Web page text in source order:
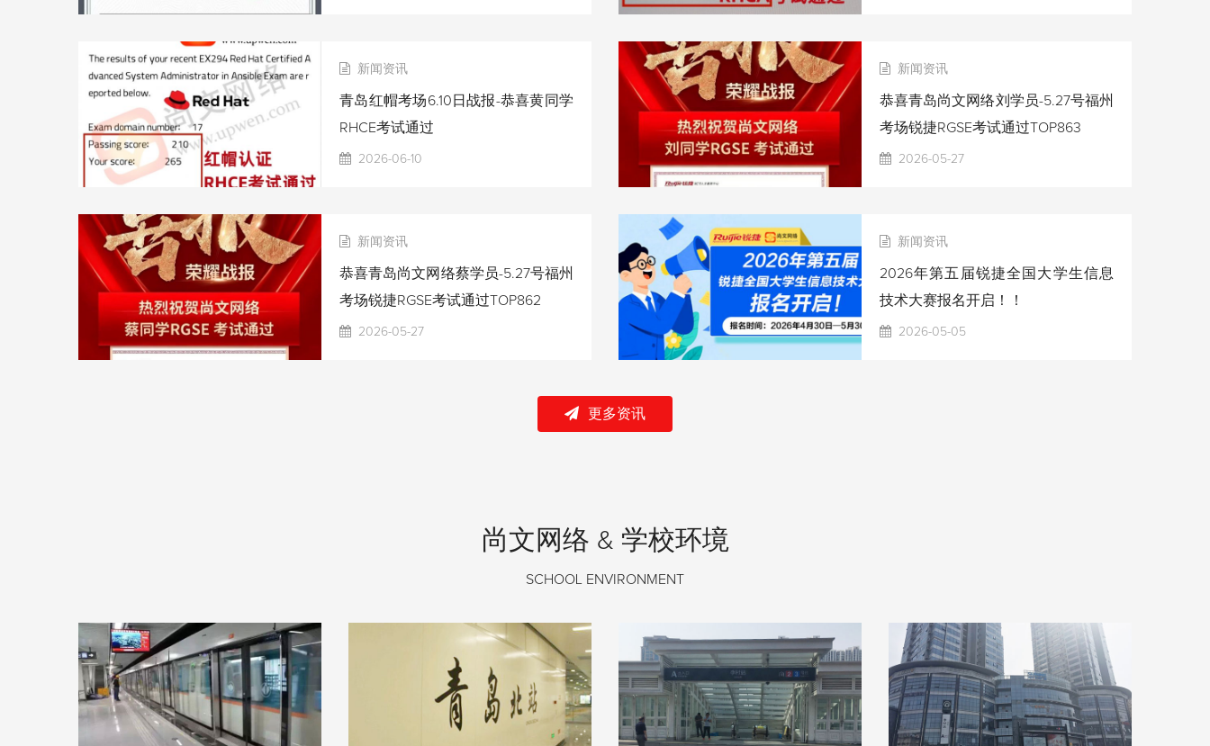
新闻资讯
青岛红帽考场6.10日战报-恭喜黄同学
RHCE考试通过
2026-06-10
新闻资讯
恭喜青岛尚文网络刘学员-5.27号福州
考场锐捷RGSE考试通过TOP863
2026-05-27
新闻资讯
恭喜青岛尚文网络蔡学员-5.27号福州
考场锐捷RGSE考试通过TOP862
2026-05-27
新闻资讯
2026年第五届锐捷全国大学生信息
技术大赛报名开启！！
2026-05-05
更多资讯
尚文网络 & 学校环境
SCHOOL ENVIRONMENT